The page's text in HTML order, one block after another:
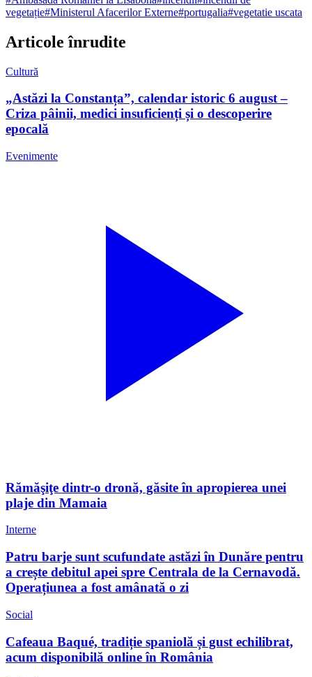
vegetație#Ministerul Afacerilor Externe#portugalia#vegetatie uscata
Articole înrudite
Cultură
„Astăzi la Constanța”, calendar istoric 6 august –
Criza pâinii, medici insuficienți și o descoperire
epocală
Evenimente
Rămăşiţe dintr-o dronă, găsite în apropierea unei
plaje din Mamaia
Interne
Patru barje sunt scufundate astăzi în Dunăre pentru
a crește debitul apei spre Centrala de la Cernavodă.
Operațiunea a fost amânată o zi
Social
Cafeaua Baqué, tradiție spaniolă și gust echilibrat,
acum disponibilă online în România